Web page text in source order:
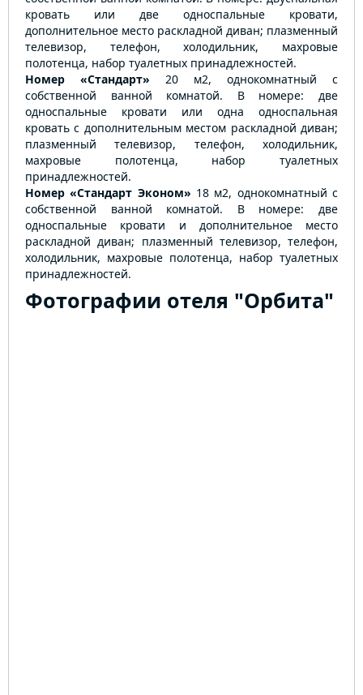
кровать или две односпальные кровати,
дополнительное место раскладной диван; плазменный
телевизор, телефон, холодильник, махровые
полотенца, набор туалетных принадлежностей.
Номер «Стандарт» 20 м2, однокомнатный с
собственной ванной комнатой. В номере: две
односпальные кровати или одна односпальная
кровать с дополнительным местом раскладной диван;
плазменный телевизор, телефон, холодильник,
махровые полотенца, набор туалетных
принадлежностей.
Номер «Стандарт Эконом» 18 м2, однокомнатный с
собственной ванной комнатой. В номере: две
односпальные кровати и дополнительное место
раскладной диван; плазменный телевизор, телефон,
холодильник, махровые полотенца, набор туалетных
принадлежностей.
Фотографии отеля "Орбита"